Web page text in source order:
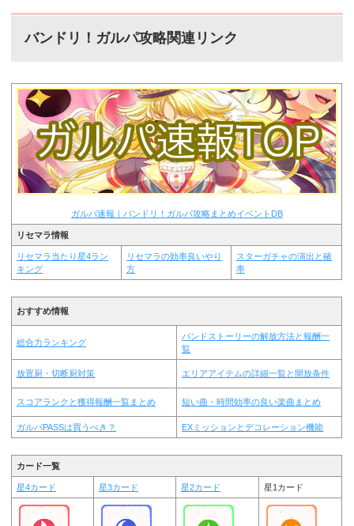
バンドリ！ガルパ攻略関連リンク
ガルパ速報｜バンドリ！ガルパ攻略まとめイベントDB
リセマラ情報
リセマラ当たり星4ラン
キング
リセマラの効率良いやり
方
スターガチャの演出と確
率
おすすめ情報
総合力ランキング
バンドストーリーの解放方法と報酬一
覧
放置厨・切断厨対策 エリアアイテムの詳細一覧と開放条件
スコアランクと獲得報酬一覧まとめ 短い曲・時間効率の良い楽曲まとめ
ガルパPASSは買うべき？ EXミッションとデコレーション機能
カード一覧
星4カード 星3カード 星2カード 星1カード